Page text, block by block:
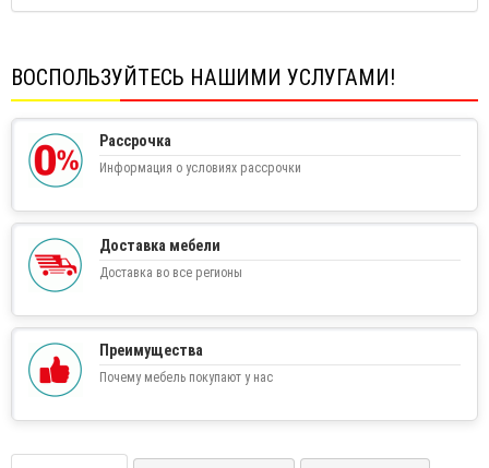
ВОСПОЛЬЗУЙТЕСЬ НАШИМИ УСЛУГАМИ!
Рассрочка
Информация о условиях рассрочки
Доставка мебели
Доставка во все регионы
Преимущества
Почему мебель покупают у нас